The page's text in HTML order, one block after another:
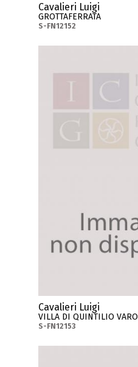
Cavalieri Luigi
GROTTAFERRATA
S-FN12152
Cavalieri Luigi
VILLA DI QUINTILIO VARO
S-FN12153